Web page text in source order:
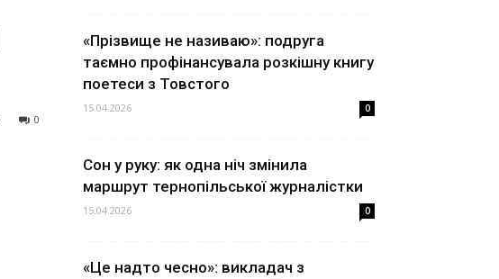
0
«Прізвище не називаю»: подруга
таємно профінансувала розкішну книгу
поетеси з Товстого
15.04.2026 0
Сон у руку: як одна ніч змінила
маршрут тернопільської журналістки
15.04.2026 0
«Це надто чесно»: викладач з